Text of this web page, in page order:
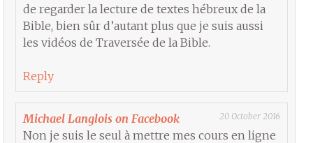
de regarder la lecture de textes hébreux de la
Bible, bien sûr d’autant plus que je suis aussi
les vidéos de Traversée de la Bible.
Reply
Michael Langlois on Facebook 20 October 2016
Non je suis le seul à mettre mes cours en ligne